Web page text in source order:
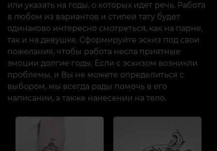
или указать на годы, о которых идет речь. Работа
в любом из вариантов и стилей тату будет
одинаково интересно смотреться, как на парне,
так и на девушке. Сформируйте эскиз под свои
пожелания, чтобы работа несла приятные
эмоции долгие годы. Если с эскизом возникли
проблемы, и Вы не можете определиться с
выбором, мы всегда рады помочь в его
написании, а также нанесении на тело.